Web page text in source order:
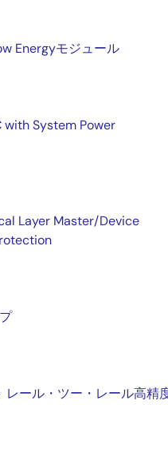
Energyモジュール
System Power
Layer Master/Device
レール・ツー・レール高精